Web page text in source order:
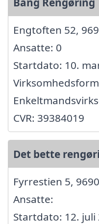
Engtoften 52,
Ansatte: 0
Startdato: 10.
CVR: 39384019
Det bette
Fyrrestien 5,
Ansatte:
Startdato: 12. juli